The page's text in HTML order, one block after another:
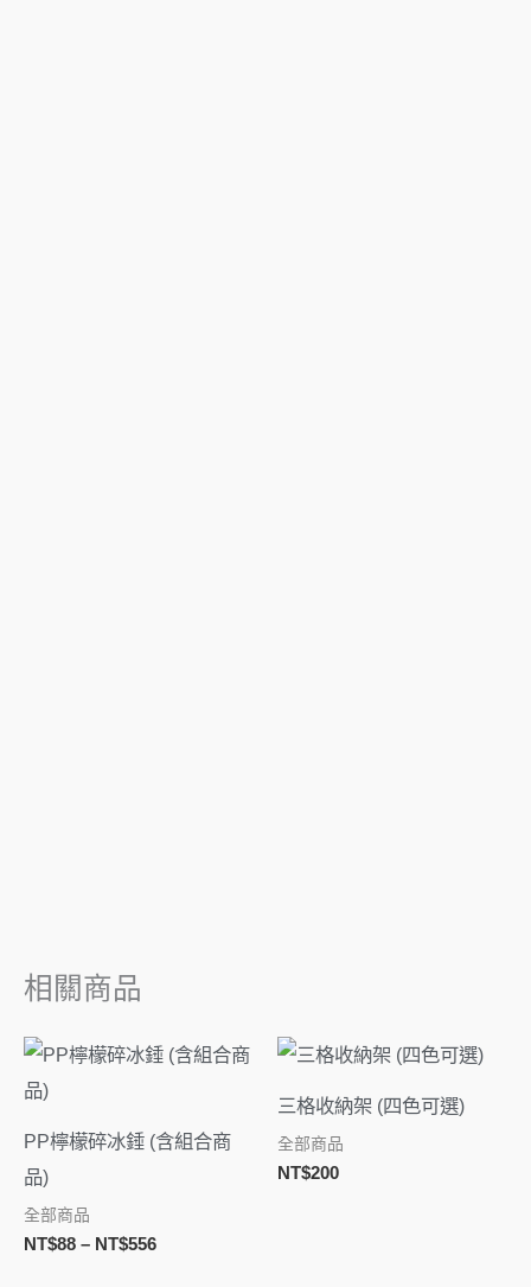
相關商品
PP檸檬碎冰錘 (含組合商
品)
全部商品
NT$88 – NT$556
價
格
NT$88
三格收納架 (四色可選)
全部商品
NT$200